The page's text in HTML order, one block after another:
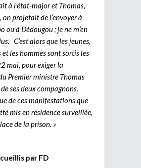
à l’état-major et Thomas,
projetait de l’envoyer à
ou à Dédougou ; je ne m’en
C’est alors que les jeunes,
et les hommes sont sortis les
mai, pour exiger la
Premier ministre Thomas
ses deux compagnons.
de ces manifestations que
mis en résidence surveillée,
de la prison. »
par FD